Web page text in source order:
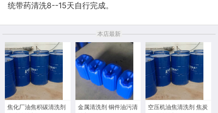
统带药清洗8--15天自行完成。
本店最新
焦化厂油焦积碳清洗剂
金属清洗剂 铜件油污清
空压机油焦清洗剂 焦炭